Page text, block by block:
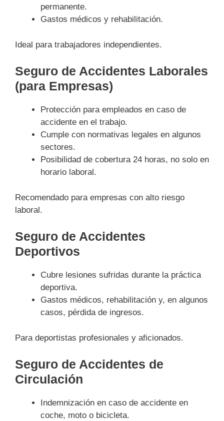
permanente.
Gastos médicos y rehabilitación.
Ideal para trabajadores independientes.
Seguro de Accidentes Laborales
(para Empresas)
Protección para empleados en caso de
accidente en el trabajo.
Cumple con normativas legales en algunos
sectores.
Posibilidad de cobertura 24 horas, no solo en
horario laboral.
Recomendado para empresas con alto riesgo
laboral.
Seguro de Accidentes
Deportivos
Cubre lesiones sufridas durante la práctica
deportiva.
Gastos médicos, rehabilitación y, en algunos
casos, pérdida de ingresos.
Para deportistas profesionales y aficionados.
Seguro de Accidentes de
Circulación
Indemnización en caso de accidente en
coche, moto o bicicleta.